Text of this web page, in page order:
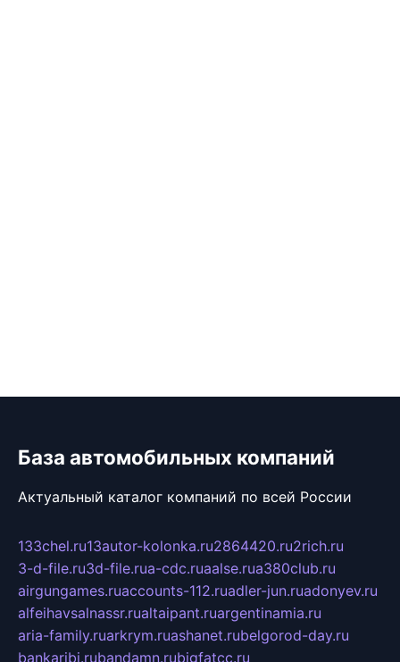
База автомобильных компаний
Актуальный каталог компаний по всей России
133chel.ru13autor-kolonka.ru2864420.ru2rich.ru
3-d-file.ru3d-file.rua-cdc.ruaalse.rua380club.ru
airgungames.ruaccounts-112.ruadler-jun.ruadonyev.ru
alfeihavsalnassr.rualtaipant.ruargentinamia.ru
aria-family.ruarkrym.ruashanet.rubelgorod-day.ru
bankaribi.rubandamn.rubigfatcc.ru